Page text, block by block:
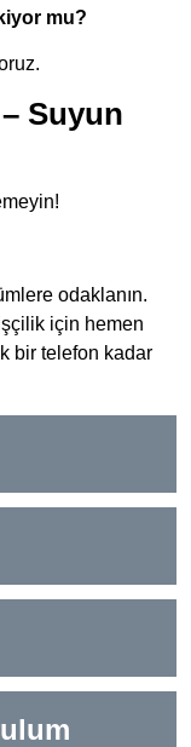
mu?
Suyun
odaklanın.
için hemen
bir telefon kadar